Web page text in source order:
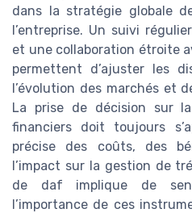
dans la stratégie globale
l’entreprise. Un suivi
et une collaboration étroite
permettent d’ajuster les
l’évolution des marchés et
La prise de décision sur
financiers doit toujours
précise des coûts, des
l’impact sur la gestion de
de daf implique de
l’importance de ces